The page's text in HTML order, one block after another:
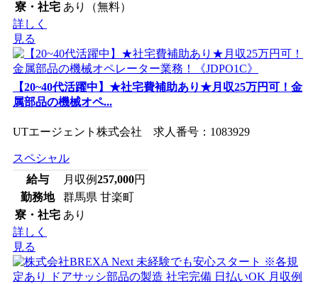
寮・社宅 あり（無料）
詳しく
見る
【20~40代活躍中】★社宅費補助あり★月収25万円可！金
属部品の機械オペ...
UTエージェント株式会社 求人番号：1083929
スペシャル
給与
月収例257,000円
勤務地
群馬県 甘楽町
寮・社宅 あり
詳しく
見る